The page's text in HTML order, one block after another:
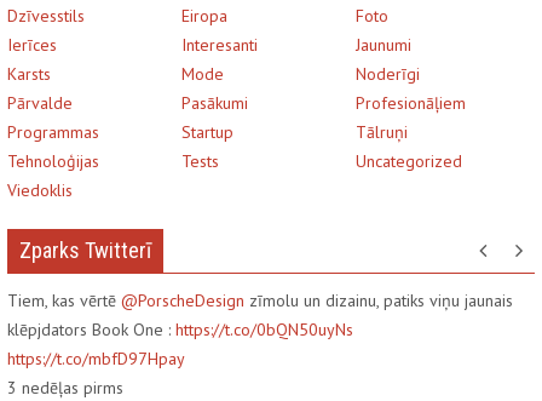
Dzīvesstils
Eiropa
Foto
Ierīces
Interesanti
Jaunumi
Karsts
Mode
Noderīgi
Pārvalde
Pasākumi
Profesionāļiem
Programmas
Startup
Tālruņi
Tehnoloģijas
Tests
Uncategorized
Viedoklis
Zparks Twitterī
Tiem, kas vērtē @PorscheDesign zīmolu un dizainu, patiks viņu jaunais
klēpjdators Book One : https://t.co/0bQN50uyNs
https://t.co/mbfD97Hpay
3 nedēļas pirms